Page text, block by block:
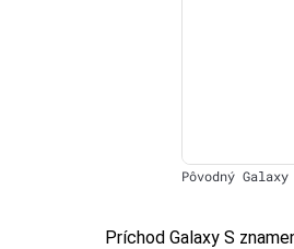
Pôvodný
Príchod Galaxy S